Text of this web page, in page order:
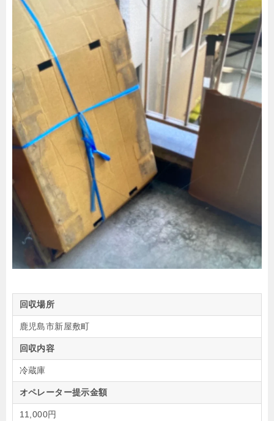
回収場所
鹿児島市新屋敷町
回収内容
冷蔵庫
オペレーター提示金額
11,000円